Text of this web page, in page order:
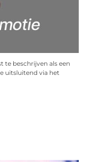
te beschrijven als een
uitsluitend via het